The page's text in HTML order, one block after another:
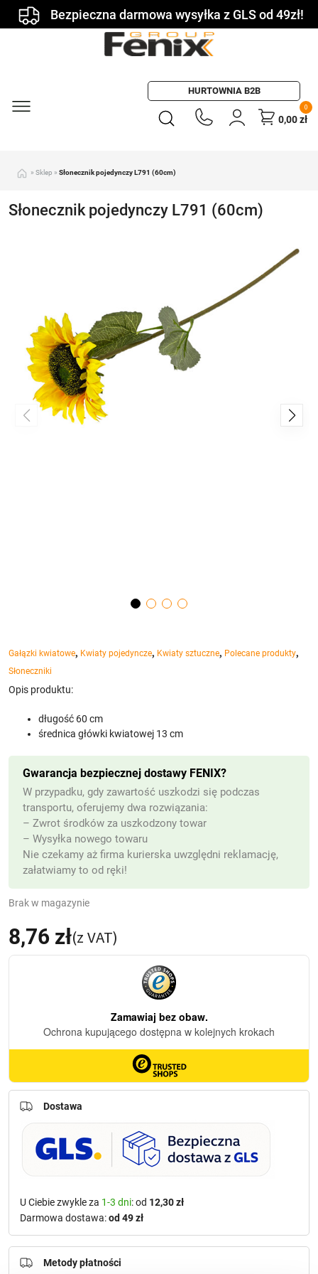
Bezpieczna darmowa wysyłka z GLS od 49zł!
HURTOWNIA B2B
0
0,00zł
» Sklep » Słonecznik pojedynczy L791 (60cm)
Słonecznik pojedynczy L791 (60cm)
Gałązki kwiatowe, Kwiaty pojedyncze, Kwiaty sztuczne, Polecane produkty,
Słoneczniki
8,76 zł(z VAT)
Opis produktu:
długość 60 cm
średnica główki kwiatowej 13 cm
Brak w magazynie
Gwarancja bezpiecznej dostawy FENIX?
W przypadku, gdy zawartość uszkodzi się podczas
transportu, oferujemy dwa rozwiązania:
– Zwrot środków za uszkodzony towar
– Wysyłka nowego towaru
Nie czekamy aż firma kurierska uwzględni reklamację,
załatwiamy to od ręki!
Dostawa
U Ciebie zwykle za 1-3 dni: od 12,30 zł
Darmowa dostawa:od 49 zł
Metody płatności